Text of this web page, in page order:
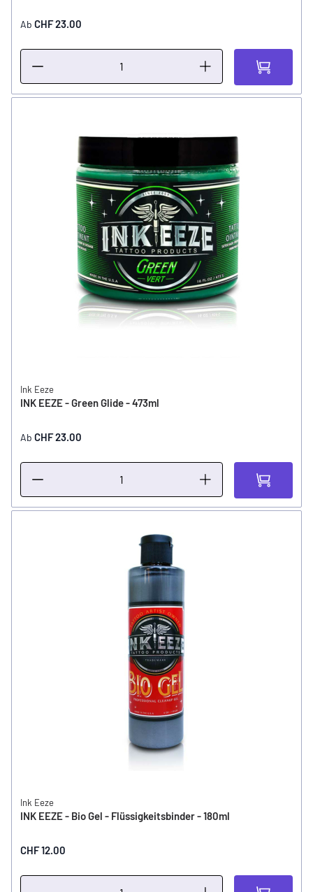
Ab CHF 23.00
Ink Eeze
INK EEZE - Green Glide - 473ml
Ab CHF 23.00
Ink Eeze
INK EEZE - Bio Gel - Flüssigkeitsbinder - 180ml
CHF 12.00